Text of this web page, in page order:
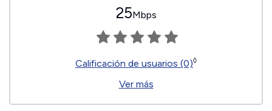
25Mbps
Calificación de usuarios (0)◊
Ver más